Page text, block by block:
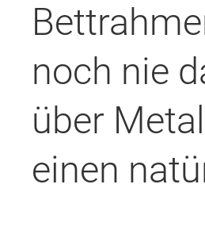
noch nie
über
einen